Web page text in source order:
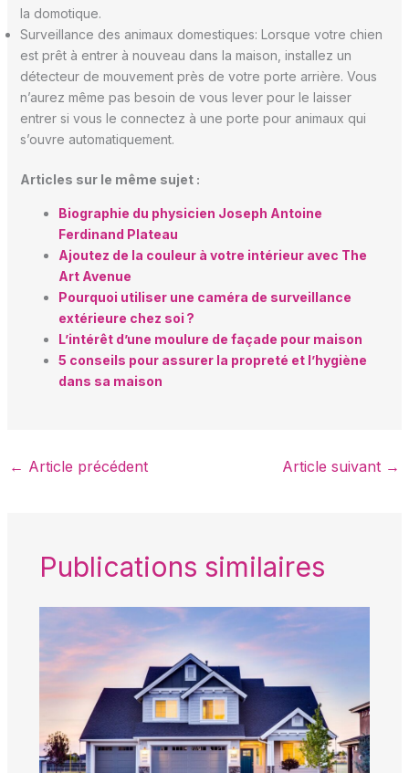
la domotique.
Surveillance des animaux domestiques: Lorsque votre chien
est prêt à entrer à nouveau dans la maison, installez un
détecteur de mouvement près de votre porte arrière. Vous
n’aurez même pas besoin de vous lever pour le laisser
entrer si vous le connectez à une porte pour animaux qui
s’ouvre automatiquement.
Articles sur le même sujet :
Biographie du physicien Joseph Antoine
Ferdinand Plateau
Ajoutez de la couleur à votre intérieur avec The
Art Avenue
Pourquoi utiliser une caméra de surveillance
extérieure chez soi ?
L’intérêt d’une moulure de façade pour maison
5 conseils pour assurer la propreté et l’hygiène
dans sa maison
← Article précédent Article suivant →
Publications similaires